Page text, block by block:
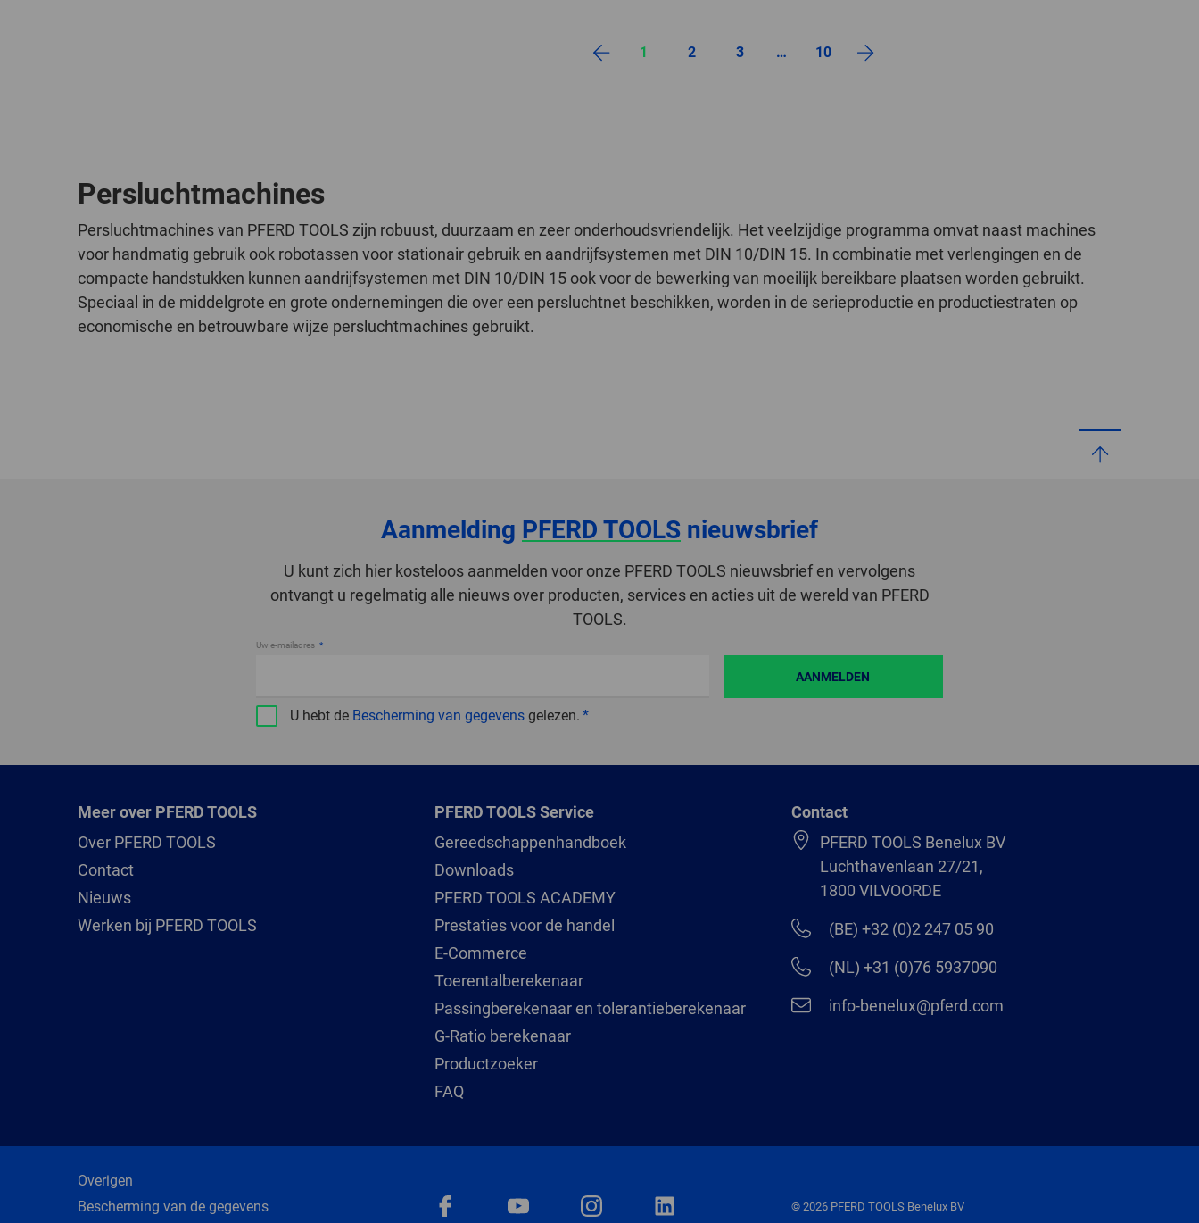
1 2 3 … 10
Persluchtmachines
Persluchtmachines van PFERD TOOLS zijn robuust, duurzaam en zeer onderhoudsvriendelijk. Het veelzijdige programma omvat naast machines
voor handmatig gebruik ook robotassen voor stationair gebruik en aandrijfsystemen met DIN 10/DIN 15. In combinatie met verlengingen en de
compacte handstukken kunnen aandrijfsystemen met DIN 10/DIN 15 ook voor de bewerking van moeilijk bereikbare plaatsen worden gebruikt.
Speciaal in de middelgrote en grote ondernemingen die over een persluchtnet beschikken, worden in de serieproductie en productiestraten op
economische en betrouwbare wijze persluchtmachines gebruikt.
Aanmelding PFERD TOOLS nieuwsbrief
U kunt zich hier kosteloos aanmelden voor onze PFERD TOOLS nieuwsbrief en vervolgens
ontvangt u regelmatig alle nieuws over producten, services en acties uit de wereld van PFERD
TOOLS.
Uw e-mailadres
U hebt de Bescherming van gegevens gelezen.
AANMELDEN
Meer over PFERD TOOLS
Over PFERD TOOLS
Contact
Nieuws
Werken bij PFERD TOOLS
PFERD TOOLS Service
Gereedschappenhandboek
Downloads
PFERD TOOLS ACADEMY
Prestaties voor de handel
E-Commerce
Toerentalberekenaar
Passingberekenaar en tolerantieberekenaar
G-Ratio berekenaar
Productzoeker
FAQ
Contact
PFERD TOOLS Benelux BV
Luchthavenlaan 27/21,
1800 VILVOORDE
(BE) +32 (0)2 247 05 90
(NL) +31 (0)76 5937090
info-benelux@pferd.com
Overigen
Bescherming van de gegevens
© 2026 PFERD TOOLS Benelux BV